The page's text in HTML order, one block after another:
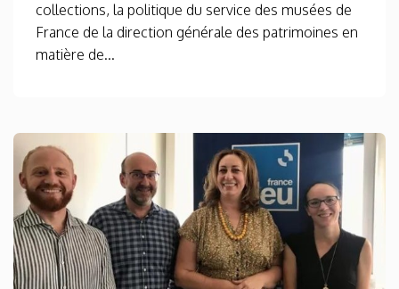
collections, la politique du service des musées de
France de la direction générale des patrimoines en
matière de...